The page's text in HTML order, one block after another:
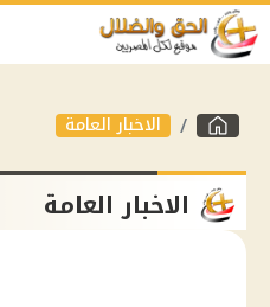
الاخبار العامة
الاخبار العامة